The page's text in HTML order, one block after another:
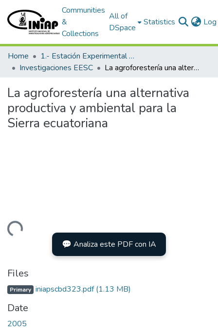
Communities
&
Collections
All of
DSpace
Statistics
Home
1.- Estación Experimental Santa Catalina
Investigaciones EESC
La agroforestería una alternativa productiva y ambiental para la Sierra ecuatoriana
La agroforestería una alternativa
productiva y ambiental para la
Sierra ecuatoriana
Loading... 💬 Analiza este PDF con IA
Files
Primary iniapscbd323.pdf(1.13 MB)
Date
2005